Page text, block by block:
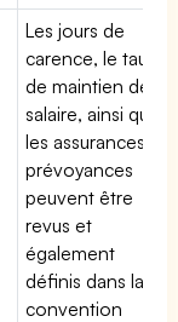
Les jours de
carence, le taux
de maintien de
salaire, ainsi que
les assurances
prévoyances
peuvent être
revus et
également
définis dans la
convention